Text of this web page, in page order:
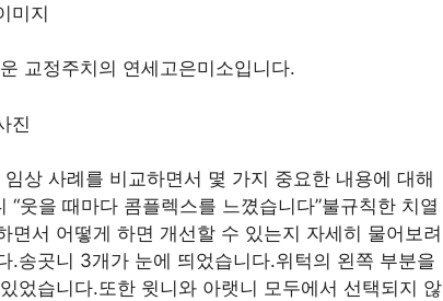
교정주치의 연세고은미소입니다.
상 사례를 비교하면서 몇 가지 중요한 내용에 대해
웃을 때마다 콤플렉스를 느꼈습니다”불규칙한 치열
서 어떻게 하면 개선할 수 있는지 자세히 물어보려
.송곳니 3개가 눈에 띄었습니다.위턱의 왼쪽 부분을
었습니다.또한 윗니와 아랫니 모두에서 선택되지 않